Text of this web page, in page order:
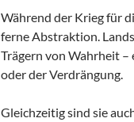
Während der Krieg für
ferne Abstraktion.
Trägern von Wahrheit –
oder der Verdrängung.
Gleichzeitig sind sie